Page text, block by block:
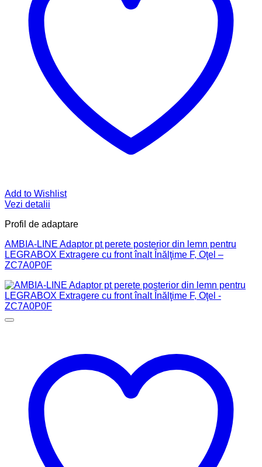
Add to Wishlist
Vezi detalii
Profil de adaptare
AMBIA-LINE Adaptor pt perete posterior din lemn pentru
LEGRABOX Extragere cu front înalt Înălţime F, Oţel –
ZC7A0P0F